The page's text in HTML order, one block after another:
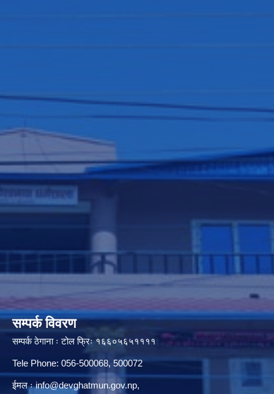
सम्पर्क विवरण
सम्पर्क ठेगाना ः टोल फ्रिः १६६०५६५११११
Tele Phone: 056-500068, 500072
ईमल ःinfo@devghatmun.gov.np,